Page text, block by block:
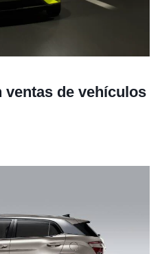
ventas de vehículos